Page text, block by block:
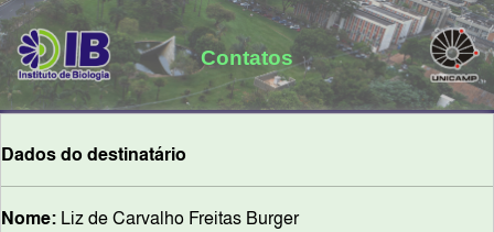
Contatos
Dados do destinatário
Nome: Liz de Carvalho Freitas Burger